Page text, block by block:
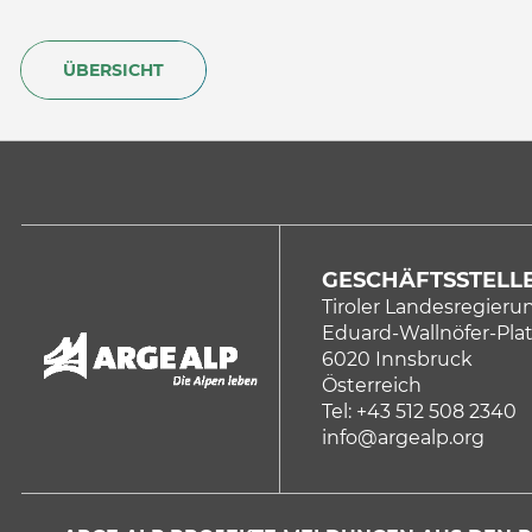
ÜBERSICHT
Tiroler
Eduard-Wallnöfer-
6020 Innsbruck
Österreich
Tel: +43 512 508 2340
info@argealp.org